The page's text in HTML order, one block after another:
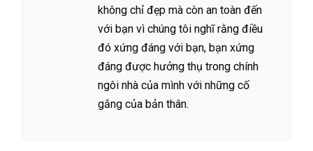
không chỉ đẹp mà còn an toàn đến
với bạn vì chúng tôi nghĩ rằng điều
đó xứng đáng với bạn, bạn xứng
đáng được hưởng thụ trong chính
ngôi nhà của mình với những cố
gắng của bản thân.